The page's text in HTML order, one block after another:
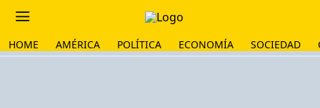
HOME AMÉRICA POLÍTICA ECONOMÍA SOCIEDAD